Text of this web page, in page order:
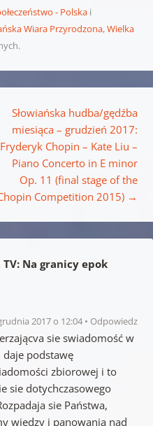
- Polskai
Wiara Przyrodzona,Wielka
Słowiańska hudba/gędźba
miesiąca – grudzień 2017:
Fryderyk Chopin – Kate Liu –
Piano Concerto in E minor
Op. 11 (final stage of the
Competition 2015) →
TV: Na granicy epok
2017 o 12:04 Odpowiedz
sie swiadomość w
podstawę
zbiorowej i to
sie dotychczasowego
sie Państwa,
wiedzy i panowania nad